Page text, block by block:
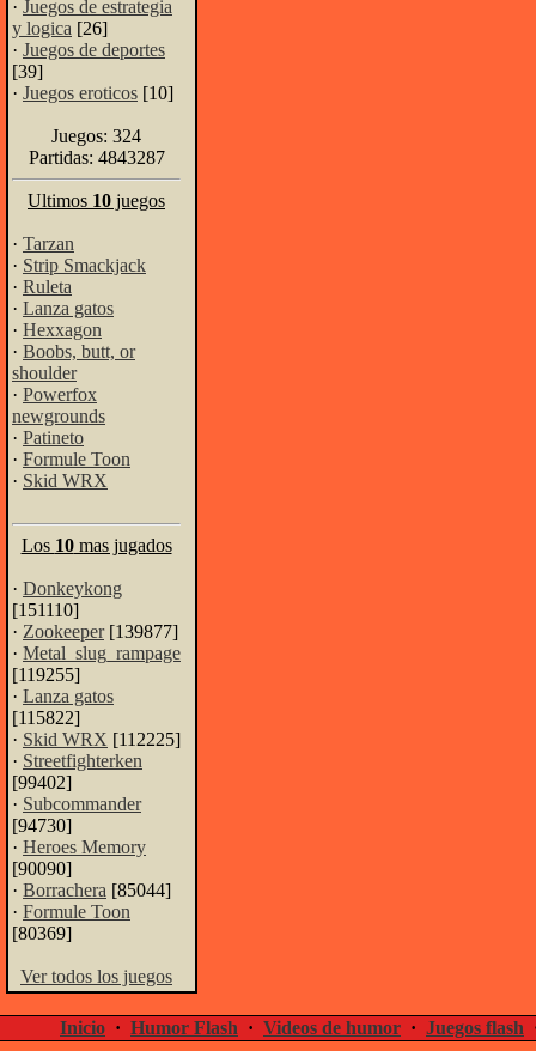
· Juegos de estrategia
y logica [26]
· Juegos de deportes
[39]
· Juegos eroticos [10]
Juegos: 324
Partidas: 4843287
Ultimos 10 juegos
· Tarzan
· Strip Smackjack
· Ruleta
· Lanza gatos
· Hexxagon
· Boobs, butt, or
shoulder
· Powerfox
newgrounds
· Patineto
· Formule Toon
· Skid WRX
Los 10mas jugados
· Donkeykong
[151110]
· Zookeeper[139877]
· Metal_slug_rampage
[119255]
· Lanza gatos
[115822]
· Skid WRX [112225]
· Streetfighterken
[99402]
· Subcommander
[94730]
· Heroes Memory
[90090]
· Borrachera [85044]
· Formule Toon
[80369]
Ver todos los juegos
Inicio · Humor Flash · Videos de humor · Juegos flash